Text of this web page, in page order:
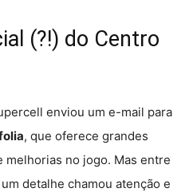
(?!) do Centro
enviou um e-mail para
, que oferece grandes
melhorias no jogo. Mas entre
detalhe chamou atenção e